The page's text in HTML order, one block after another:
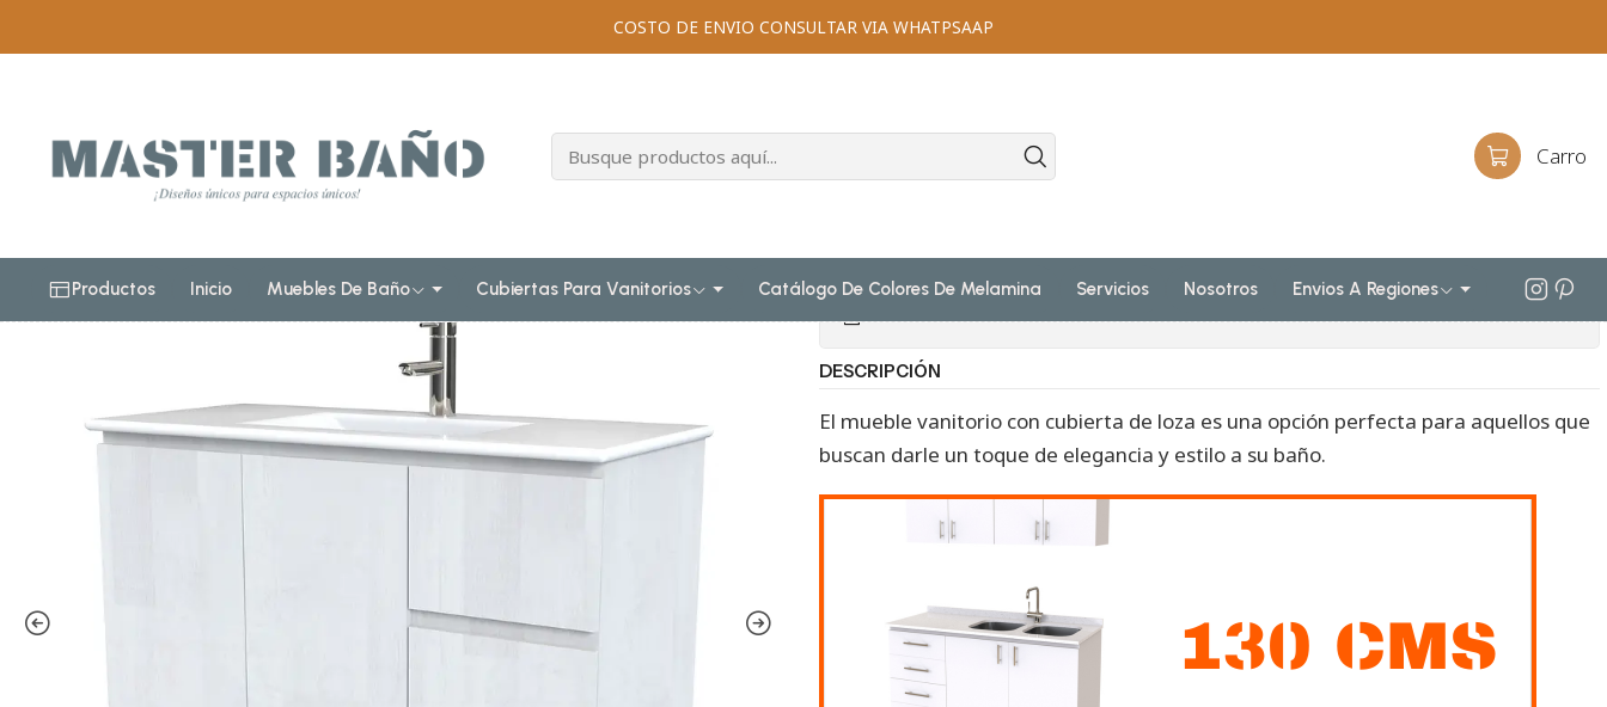
Carro
Productos Inicio Muebles De Baño Cubiertas Para Vanitorios Catálogo De Colores De Melamina Servicios Nosotros Envios A Regiones
COSTO DE ENVIO CONSULTAR VIA WHATPSAAP
Muebles vanitorios al piso simple de loza 100 cm Mueble vanitorio al piso de 100 cm con cubierta de loza M2-001 / Legno
Mueble vanitorio al piso de 100 cm con
cubierta de loza M2-001 / Legno
Cantidad
Mostrar stock de ubicaciones
DESCRIPCIÓN
El mueble vanitorio con cubierta de loza es una opción perfecta para aquellos que
buscan darle un toque de elegancia y estilo a su baño.